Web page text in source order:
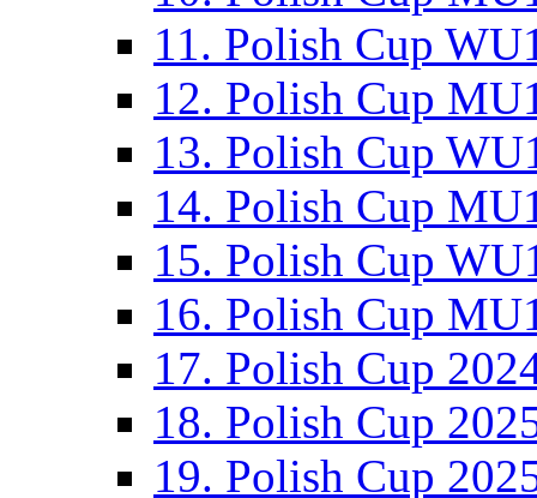
11. Polish Cup
12. Polish Cup
13. Polish Cup
14. Polish Cup
15. Polish Cup
16. Polish Cup
17. Polish Cup
18. Polish Cup
19. Polish Cup